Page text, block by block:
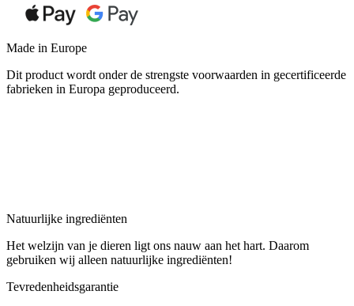
Made in Europe
Dit product wordt onder de strengste voorwaarden in gecertificeerde
fabrieken in Europa geproduceerd.
Natuurlijke ingrediënten
Het welzijn van je dieren ligt ons nauw aan het hart. Daarom
gebruiken wij alleen natuurlijke ingrediënten!
Tevredenheidsgarantie